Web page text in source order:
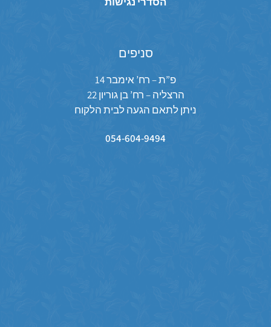
סניפים
פ”ת – רח’ אימבר 14
הרצליה – רח’ בן גוריון 22
ניתן לתאם הגעה לבית הלקוח
054-604-9494